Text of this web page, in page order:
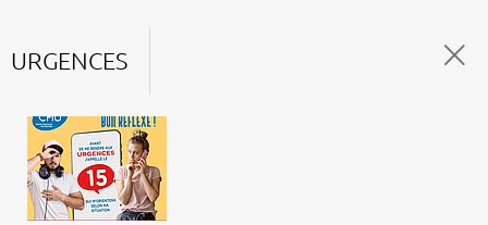
URGENCES